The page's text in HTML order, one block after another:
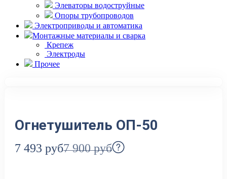
Элеваторы водоструйные
Опоры трубопроводов
Электроприводы и автоматика
Монтажные материалы и сварка
Крепеж
Электроды
Прочее
Огнетушитель ОП-50
7 900руб
7 493 руб